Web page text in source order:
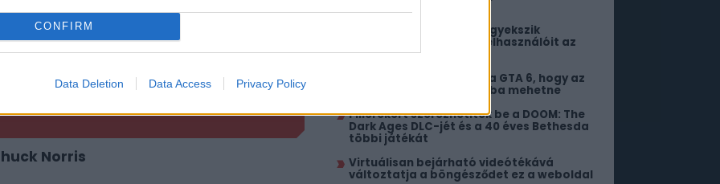
CONFIRM
Data Deletion Data Access Privacy Policy
hogy a PC Guru tartalmairól véletlenül
Norris
Korlátlan ChatGPT-vel igyekszik
lekenyerezni ingyenes felhasználóit az
OpenAI
Már annyi pénzt hozott a GTA 6, hogy az
összes fejlesztő nyugdíjba mehetne
Fillérekért szerezhetitek be a DOOM: The
Dark Ages DLC-jét és a 40 éves Bethesda
többi játékát
Virtuálisan bejárható videótékává
változtatja a böngésződet ez a weboldal